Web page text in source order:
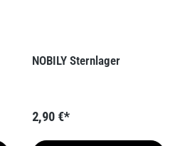
NOBILY Sternlager
2,90 €*